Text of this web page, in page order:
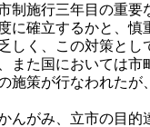
施行三年目の重要
に確立するかと、慎
く、この対策とし
また国においては
施策が行なわれた
がみ、立市の目的